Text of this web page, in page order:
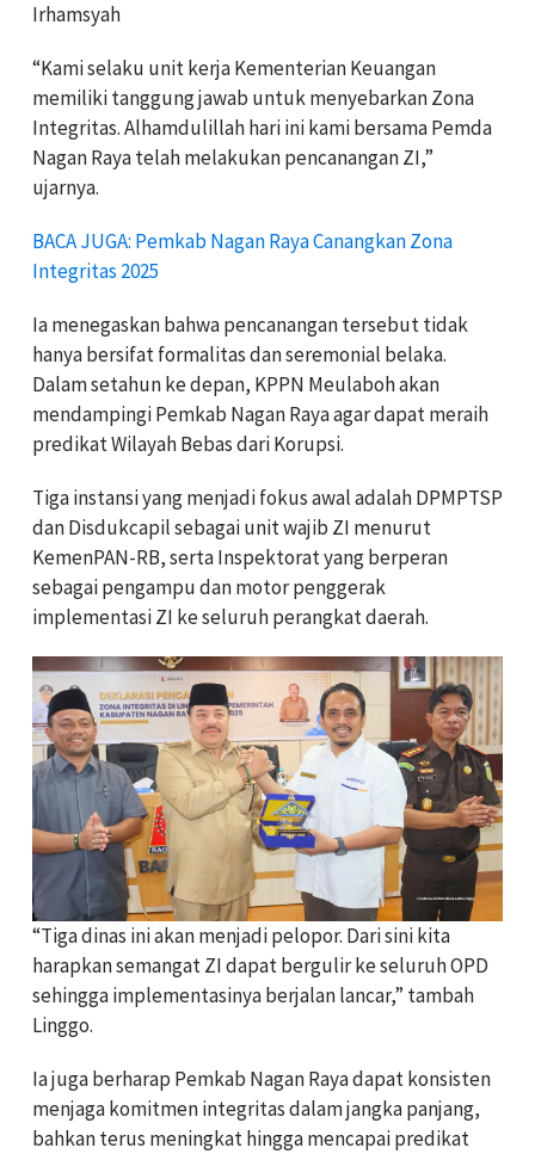
Irhamsyah
“Kami selaku unit kerja Kementerian Keuangan
memiliki tanggung jawab untuk menyebarkan Zona
Integritas. Alhamdulillah hari ini kami bersama Pemda
Nagan Raya telah melakukan pencanangan ZI,”
ujarnya.
BACA JUGA: Pemkab Nagan Raya Canangkan Zona
Integritas 2025
Ia menegaskan bahwa pencanangan tersebut tidak
hanya bersifat formalitas dan seremonial belaka.
Dalam setahun ke depan, KPPN Meulaboh akan
mendampingi Pemkab Nagan Raya agar dapat meraih
predikat Wilayah Bebas dari Korupsi.
Tiga instansi yang menjadi fokus awal adalah DPMPTSP
dan Disdukcapil sebagai unit wajib ZI menurut
KemenPAN-RB, serta Inspektorat yang berperan
sebagai pengampu dan motor penggerak
implementasi ZI ke seluruh perangkat daerah.
“Tiga dinas ini akan menjadi pelopor. Dari sini kita
harapkan semangat ZI dapat bergulir ke seluruh OPD
sehingga implementasinya berjalan lancar,” tambah
Linggo.
Ia juga berharap Pemkab Nagan Raya dapat konsisten
menjaga komitmen integritas dalam jangka panjang,
bahkan terus meningkat hingga mencapai predikat